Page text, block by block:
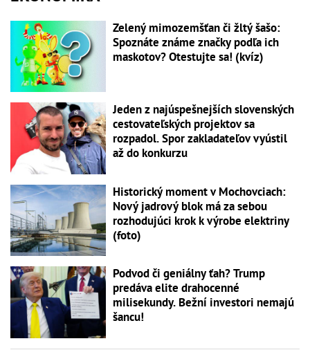
Zelený mimozemšťan či žltý šašo:
Spoznáte známe značky podľa ich
maskotov? Otestujte sa! (kvíz)
Jeden z najúspešnejších slovenských
cestovateľských projektov sa
rozpadol. Spor zakladateľov vyústil
až do konkurzu
Historický moment v Mochovciach:
Nový jadrový blok má za sebou
rozhodujúci krok k výrobe elektriny
(foto)
Podvod či geniálny ťah? Trump
predáva elite drahocenné
milisekundy. Bežní investori nemajú
šancu!